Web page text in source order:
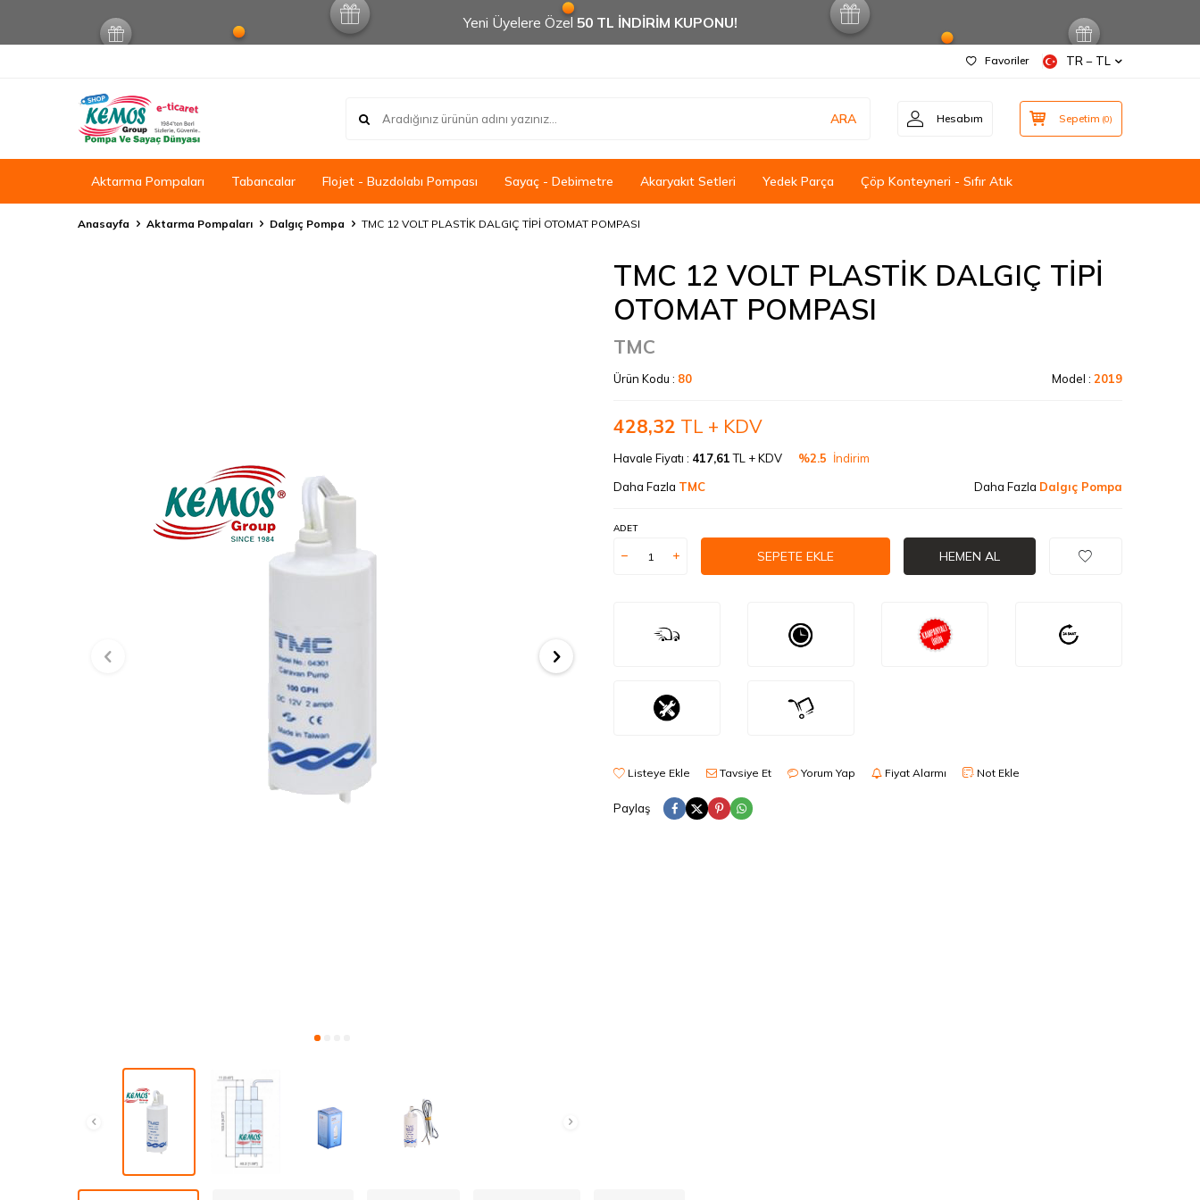
Yeni Üyelere Özel 50 TL İNDİRİM KUPONU!
Favoriler TR − TL
ARA Hesabım Sepetim (0)
Aktarma Pompaları Tabancalar Flojet - Buzdolabı Pompası Sayaç - Debimetre Akaryakıt Setleri Yedek Parça Çöp Konteyneri - Sıfır Atık
Anasayfa Aktarma Pompaları Dalgıç Pompa TMC 12 VOLT PLASTİK DALGIÇ TİPİ OTOMAT POMPASI
TMC 12 VOLT PLASTİK DALGIÇ TİPİ
OTOMAT POMPASI
TMC
Ürün Kodu : 80 Model : 2019
428,32 TL + KDV
Havale Fiyatı : 417,61TL + KDV %2.5 İndirim
Daha Fazla TMC Daha Fazla Dalgıç Pompa
ADET
SEPETE EKLE HEMEN AL
Listeye Ekle Tavsiye Et Yorum Yap Fiyat Alarmı Not Ekle
Paylaş